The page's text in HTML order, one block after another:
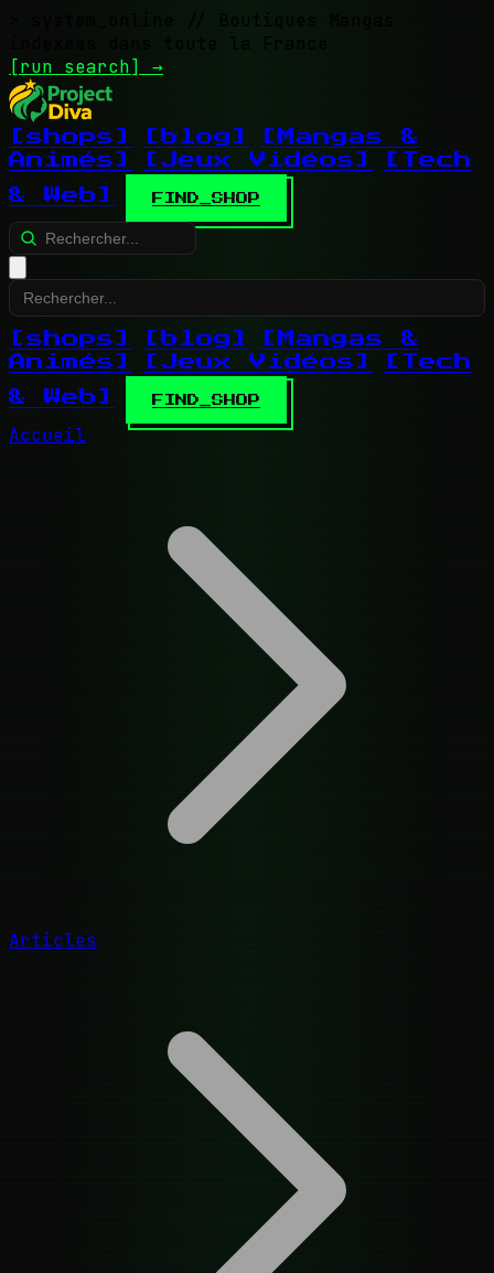
// Boutiques Mangas
indexées dans toute la France
[run search] →
[shops] [blog]
[Mangas &
Animés]
[Jeux Vidéos]
[Tech
& Web]
FIND_SHOP
[shops] [blog]
[Mangas &
Animés]
[Jeux Vidéos]
[Tech
& Web]
FIND_SHOP
Accueil
Articles